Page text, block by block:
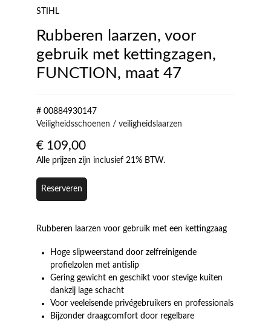
STIHL
Rubberen laarzen, voor
gebruik met kettingzagen,
FUNCTION, maat 47
# 00884930147
Veiligheidsschoenen / veiligheidslaarzen
€ 109,00
Alle prijzen zijn inclusief 21% BTW.
Reserveren
Rubberen laarzen voor gebruik met een kettingzaag
Hoge slipweerstand door zelfreinigende
profielzolen met antislip
Gering gewicht en geschikt voor stevige kuiten
dankzij lage schacht
Voor veeleisende privégebruikers en professionals
Bijzonder draagcomfort door regelbare